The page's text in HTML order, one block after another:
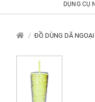
DỤNG CỤ
ĐỒ DÙNG DÃ NGOẠI